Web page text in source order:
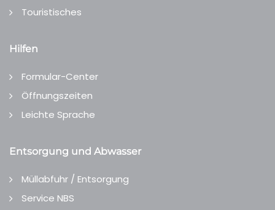
Touristisches
Hilfen
Formular-Center
Öffnungszeiten
Leichte Sprache
Entsorgung und Abwasser
Müllabfuhr / Entsorgung
Service NBS